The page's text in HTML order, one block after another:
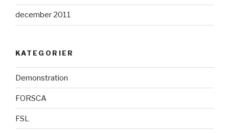
december 2011
KATEGORIER
Demonstration
FORSCA
FSL